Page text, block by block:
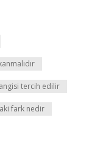
tercih edilir
fark nedir